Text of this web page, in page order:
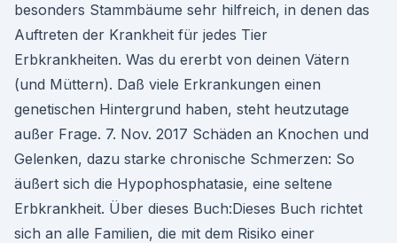
besonders Stammbäume sehr hilfreich, in denen das
Auftreten der Krankheit für jedes Tier
Erbkrankheiten. Was du ererbt von deinen Vätern
(und Müttern). Daß viele Erkrankungen einen
genetischen Hintergrund haben, steht heutzutage
außer Frage. 7. Nov. 2017 Schäden an Knochen und
Gelenken, dazu starke chronische Schmerzen: So
äußert sich die Hypophosphatasie, eine seltene
Erbkrankheit. Über dieses Buch:Dieses Buch richtet
sich an alle Familien, die mit dem Risiko einer